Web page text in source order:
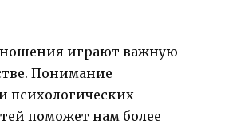
играют важную
Понимание
психологических
поможет нам более